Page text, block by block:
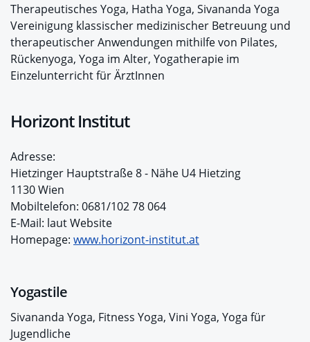
Therapeutisches Yoga, Hatha Yoga, Sivananda Yoga
Vereinigung klassischer medizinischer Betreuung und
therapeutischer Anwendungen mithilfe von Pilates,
Rückenyoga, Yoga im Alter, Yogatherapie im
Einzelunterricht für ÄrztInnen
Horizont Institut
Adresse:
Hietzinger Hauptstraße 8 - Nähe U4 Hietzing
1130 Wien
Mobiltelefon: 0681/102 78 064
E-Mail: laut Website
Homepage: www.horizont-institut.at
Yogastile
Sivananda Yoga, Fitness Yoga, Vini Yoga, Yoga für
Jugendliche